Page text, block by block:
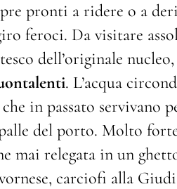
pronti a ridere o a
feroci. Da visitare
dell’originale
. L’acqua
in passato servivano
del porto. Molto
mai relegata in un
carciofi alla